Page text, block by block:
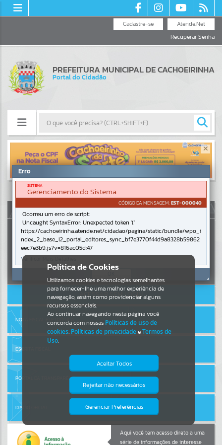
Atende.Net
Cadastre-se
Recuperar Senha
PREFEITURA MUNICIPAL DE CACHOEIRINHA
Portal do Cidadão
Resultados para""
Portais
Por favor, aguarde...
NOTÍCIAS
Por favor, aguarde...
Por favor, aguarde...
SERVIÇOS
Por favor, aguarde...
PÁGINAS
AUTOATENDIMENTO
ACESSAR SEM LOGIN
NOTA FISCAL ELETRÔNICA
ESCRITA FISCAL
PORTAL DA TRANSPARÊNCIA
DIÁRIO OFICIAL
Aqui você tem acesso direto a uma
série de informações de interesse
Política de Cookies
Utilizamos cookies e tecnologias semelhantes
para fornecer-lhe uma melhor experiência de
navegação, assim como providenciar alguns
recursos essenciais.
Ao continuar navegando nesta página você
concorda com nossas Políticas de uso de
cookies, Políticas de privacidadeeTermos de
Uso.
Aceitar Todos
Rejeitar não necessários
Gerenciar Preferências
Isto significa que diversos recursos
providenciados poderão não estar
Erro
SISTEMA
Gerenciamento do Sistema
CÓDIGO DA MENSAGEM:EST-000040
Ocorreu um erro de script:
Uncaught SyntaxError: Unexpected token '('
https://cachoeirinha.atende.net/cidadao/pagina/static/bundle/wpo_i
ndex_2_base_l2_portal_editores_sync_bf7e3770f44d9a8328b59862
eec7e3b9.js?v=816ac05d:47
Verificar Mais Detalhes